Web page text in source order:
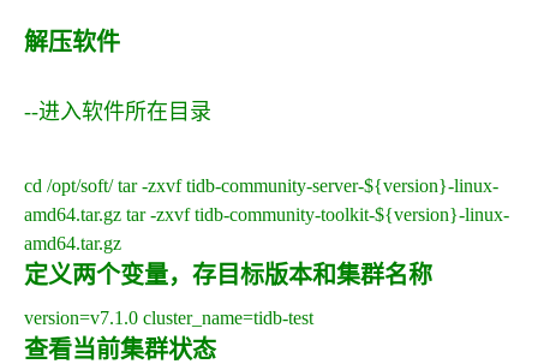
解压软件
--进入软件所在目录
cd /opt/soft/ tar -zxvf tidb-community-server-${version}-linux-
amd64.tar.gz tar -zxvf tidb-community-toolkit-${version}-linux-
amd64.tar.gz
定义两个变量，存目标版本和集群名称
version=v7.1.0 cluster_name=tidb-test
查看当前集群状态